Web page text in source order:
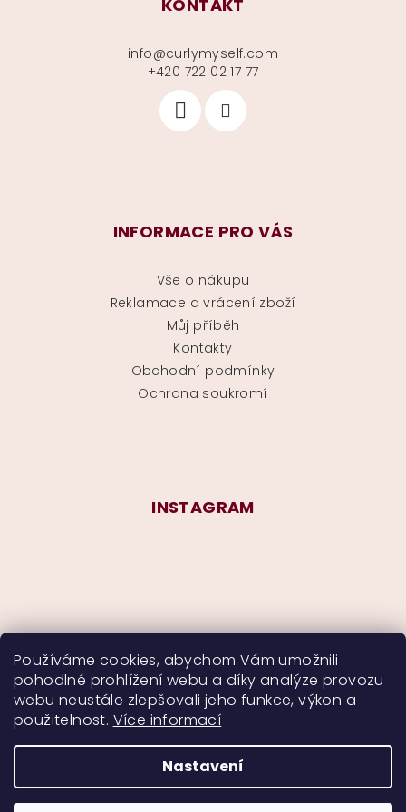
Používáme cookies, abychom Vám umožnili
pohodlné prohlížení webu a díky analýze provozu
webu neustále zlepšovali jeho funkce, výkon a
použitelnost. Více informací
Nastavení
KONTAKT
info@curlymyself.com
+420 722 02 17 77
INFORMACE PRO VÁS
Vše o nákupu
Reklamace a vrácení zboží
Můj příběh
Kontakty
Obchodní podmínky
Ochrana soukromí
INSTAGRAM
Sledovat na Instagramu